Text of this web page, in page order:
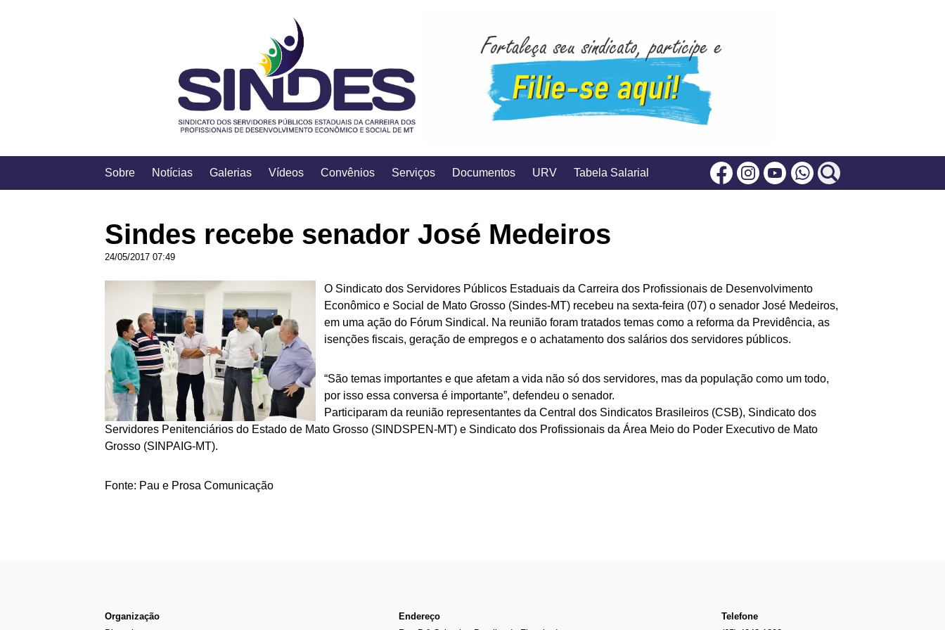
Sobre Notícias Galerias Vídeos Convênios Serviços Documentos URV Tabela Salarial FacebookInstagram
Youtube
Sindes recebe senador José Medeiros
24/05/2017 07:49
O Sindicato dos Servidores Públicos Estaduais da Carreira dos Profissionais de Desenvolvimento
Econômico e Social de Mato Grosso (Sindes-MT) recebeu na sexta-feira (07) o senador José Medeiros,
em uma ação do Fórum Sindical. Na reunião foram tratados temas como a reforma da Previdência, as
isenções fiscais, geração de empregos e o achatamento dos salários dos servidores públicos.
“São temas importantes e que afetam a vida não só dos servidores, mas da população como um todo,
por isso essa conversa é importante”, defendeu o senador.
Participaram da reunião representantes da Central dos Sindicatos Brasileiros (CSB), Sindicato dos
Servidores Penitenciários do Estado de Mato Grosso (SINDSPEN-MT) e Sindicato dos Profissionais da Área Meio do Poder Executivo de Mato
Grosso (SINPAIG-MT).
Fonte: Pau e Prosa Comunicação
Organização
Endereço
Telefone